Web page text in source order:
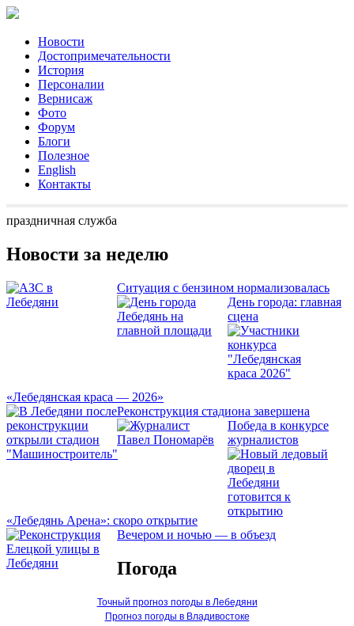
Новости
Достопримечательности
История
Персоналии
Вернисаж
Фото
Форум
Блоги
Полезное
English
Контакты
праздничная служба
Новости за неделю
Ситуация с бензином нормализовалась
День города: главная
сцена
«Лебедянская краса — 2026»
Реконструкция стадиона завершена
Победа в конкурсе
журналистов
«Лебедянь Арена»: скоро открытие
Вечером и ночью — в объезд
Погода
Точный прогноз погоды в Лебедяни
Прогноз погоды в Владивостоке